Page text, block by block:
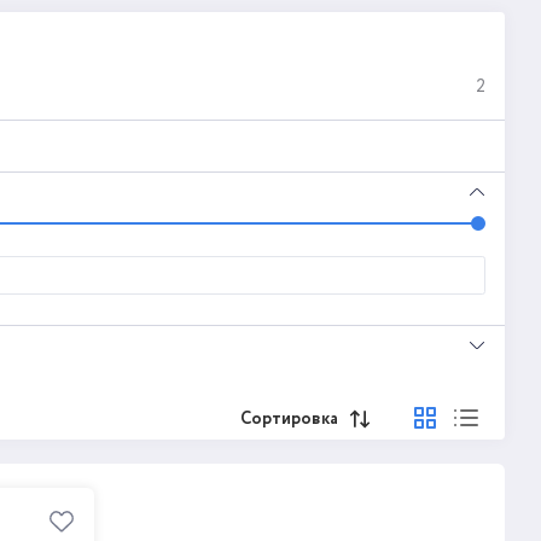
Сортировка
2